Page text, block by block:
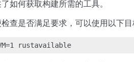
如何获取构建所需的工具。
查是否满足要求，可以使用以下目